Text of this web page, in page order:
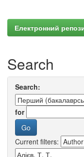
Електронний
Search
Search:
for
Current filters: